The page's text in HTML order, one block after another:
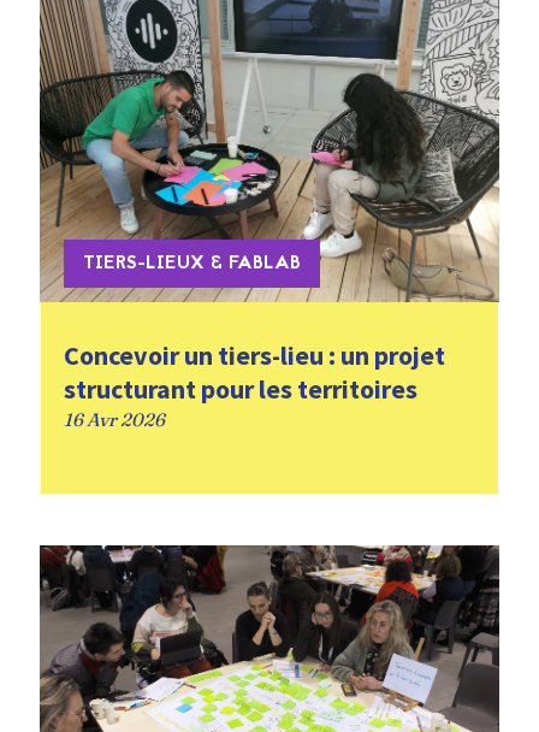
TIERS-LIEUX & FABLAB
Concevoir un tiers-lieu : un projet
structurant pour les territoires
16 Avr 2026